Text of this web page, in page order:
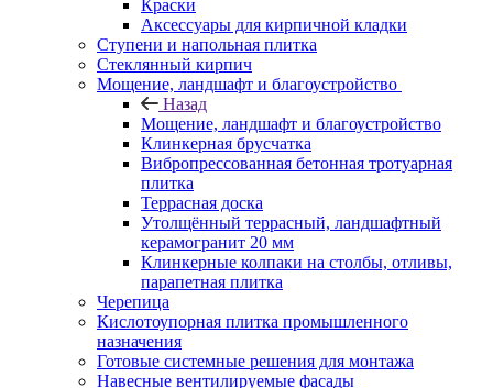
Краски
Аксессуары для кирпичной кладки
Ступени и напольная плитка
Cтеклянный кирпич
Мощение, ландшафт и благоустройство
Назад
Мощение, ландшафт и благоустройство
Клинкерная брусчатка
Вибропрессованная бетонная тротуарная
плитка
Террасная доска
Утолщённый террасный, ландшафтный
керамогранит 20 мм
Клинкерные колпаки на столбы, отливы,
парапетная плитка
Черепица
Кислотоупорная плитка промышленного
назначения
Готовые системные решения для монтажа
Навесные вентилируемые фасады